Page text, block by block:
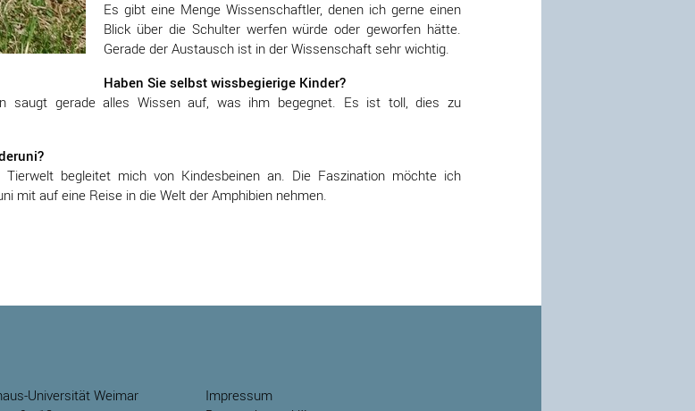
Es gibt eine Menge Wissenschaftler, denen ich gerne einen
Blick über die Schulter werfen würde oder geworfen hätte.
Gerade der Austausch ist in der Wissenschaft sehr wichtig.
Haben Sie selbst wissbegierige Kinder?
saugt gerade alles Wissen auf, was ihm begegnet. Es ist toll, dies zu
begleitet mich von Kindesbeinen an. Die Faszination möchte ich
mit auf eine Reise in die Welt der Amphibien nehmen.
Universität Weimar
Impressum